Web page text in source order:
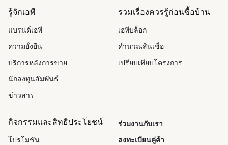
รู้จักเอพี
แบรนด์เอพี
ความยั่งยืน
บริการหลังการขาย
นักลงทุนสัมพันธ์
ข่าวสาร
รวมเรื่องควรรู้ก่อนซื้อบ้าน
เอพีบล็อก
คำนวณสินเชื่อ
เปรียบเทียบโครงการ
กิจกรรมและสิทธิประโยชน์
โปรโมชัน
ร่วมงานกับเรา
ลงทะเบียนคู่ค้า